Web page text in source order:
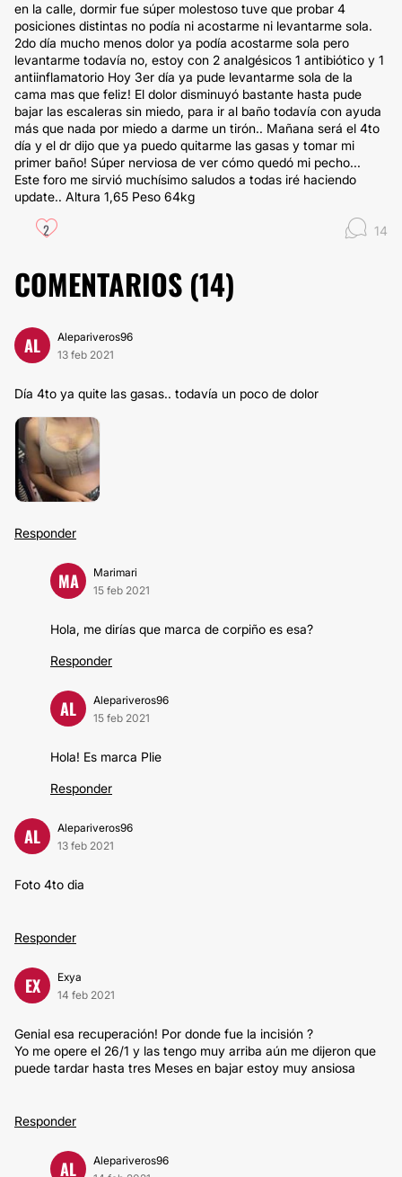
en la calle, dormir fue súper molestoso tuve que probar 4
posiciones distintas no podía ni acostarme ni levantarme sola.
2do día mucho menos dolor ya podía acostarme sola pero
levantarme todavía no, estoy con 2 analgésicos 1 antibiótico y 1
antiinflamatorio Hoy 3er día ya pude levantarme sola de la
cama mas que feliz! El dolor disminuyó bastante hasta pude
bajar las escaleras sin miedo, para ir al baño todavía con ayuda
más que nada por miedo a darme un tirón.. Mañana será el 4to
día y el dr dijo que ya puedo quitarme las gasas y tomar mi
primer baño! Súper nerviosa de ver cómo quedó mi pecho...
Este foro me sirvió muchísimo saludos a todas iré haciendo
update.. Altura 1,65 Peso 64kg
2 14
COMENTARIOS (14)
AL
Alepariveros96
13 feb 2021
Día 4to ya quite las gasas.. todavía un poco de dolor
Responder
MA
Marimari
15 feb 2021
Hola, me dirías que marca de corpiño es esa?
Responder
AL
Alepariveros96
15 feb 2021
Hola! Es marca Plie
Responder
AL
Alepariveros96
13 feb 2021
Foto 4to dia
Responder
EX
Exya
14 feb 2021
Genial esa recuperación! Por donde fue la incisión ?
Yo me opere el 26/1 y las tengo muy arriba aún me dijeron que
puede tardar hasta tres Meses en bajar estoy muy ansiosa
Responder
AL
Alepariveros96